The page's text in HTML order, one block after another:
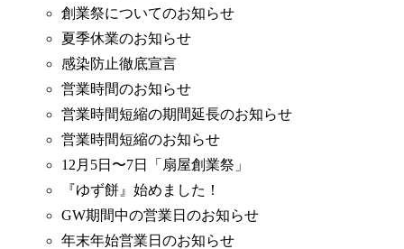
創業祭についてのお知らせ
夏季休業のお知らせ
感染防止徹底宣言
営業時間のお知らせ
営業時間短縮の期間延長のお知らせ
営業時間短縮のお知らせ
12月5日〜7日「扇屋創業祭」
『ゆず餅』始めました！
GW期間中の営業日のお知らせ
年末年始営業日のお知らせ